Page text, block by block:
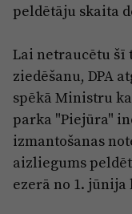
peldētāju skaita
Lai netraucētu šī
ziedēšanu, DPA
spēkā Ministru
parka "Piejūra"
izmantošanas
aizliegums
ezerā no 1. jūnija